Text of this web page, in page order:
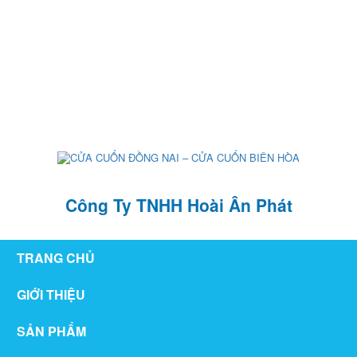
Công Ty TNHH Hoài Ân Phát
TRANG CHỦ
GIỚI THIỆU
SẢN PHẨM